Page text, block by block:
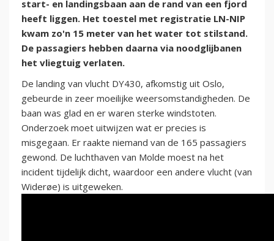
start- en landingsbaan aan de rand van een fjord
heeft liggen. Het toestel met registratie LN-NIP
kwam zo'n 15 meter van het water tot stilstand.
De passagiers hebben daarna via noodglijbanen
het vliegtuig verlaten.
De landing van vlucht DY430, afkomstig uit Oslo,
gebeurde in zeer moeilijke weersomstandigheden. De
baan was glad en er waren sterke windstoten.
Onderzoek moet uitwijzen wat er precies is
misgegaan. Er raakte niemand van de 165 passagiers
gewond. De luchthaven van Molde moest na het
incident tijdelijk dicht, waardoor een andere vlucht (van
Widerøe) is uitgeweken.